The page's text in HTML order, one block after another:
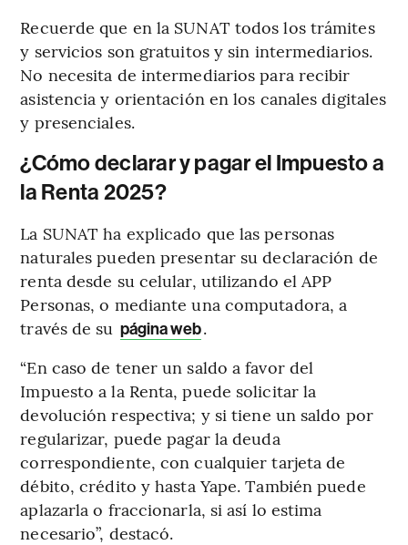
Recuerde que en la SUNAT todos los trámites
y servicios son gratuitos y sin intermediarios.
No necesita de intermediarios para recibir
asistencia y orientación en los canales digitales
y presenciales.
¿Cómo declarar y pagar el Impuesto a
la Renta 2025?
La SUNAT ha explicado que las personas
naturales pueden presentar su declaración de
renta desde su celular, utilizando el APP
Personas, o mediante una computadora, a
través de su página web.
“En caso de tener un saldo a favor del
Impuesto a la Renta, puede solicitar la
devolución respectiva; y si tiene un saldo por
regularizar, puede pagar la deuda
correspondiente, con cualquier tarjeta de
débito, crédito y hasta Yape. También puede
aplazarla o fraccionarla, si así lo estima
necesario”, destacó.